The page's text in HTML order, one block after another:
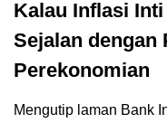
Kalau Inflasi
Sejalan dengan
Perekonomian
Mengutip laman Bank